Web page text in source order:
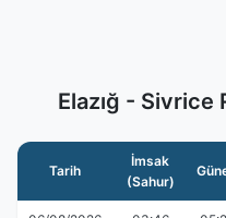
Elazığ - Sivrice
Tarih
İmsak
(Sahur)